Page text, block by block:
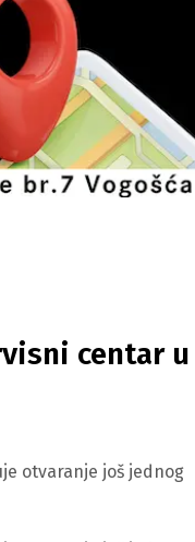
centar u
otvaranje još jednog